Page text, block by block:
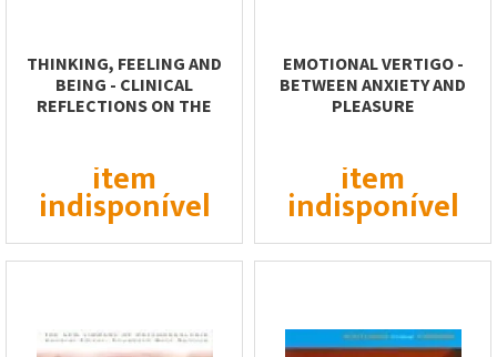
THINKING, FEELING AND
BEING - CLINICAL
REFLECTIONS ON THE
item
indisponível
EMOTIONAL VERTIGO -
BETWEEN ANXIETY AND
PLEASURE
item
indisponível